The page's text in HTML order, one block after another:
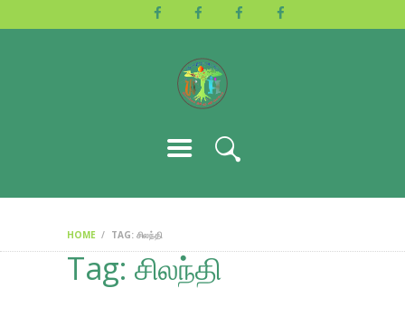
HOME TAG: சிலந்தி
Tag: சிலந்தி
ACTIVITIES